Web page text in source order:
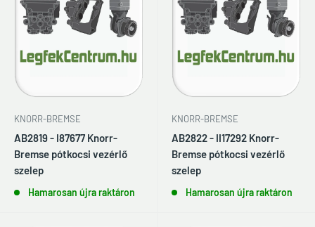
KNORR-BREMSE
AB2819 - I87677 Knorr-
Bremse pótkocsi vezérlő
szelep
Hamarosan újra raktáron
KNORR-BREMSE
AB2822 - II17292 Knorr-
Bremse pótkocsi vezérlő
szelep
Hamarosan újra raktáron